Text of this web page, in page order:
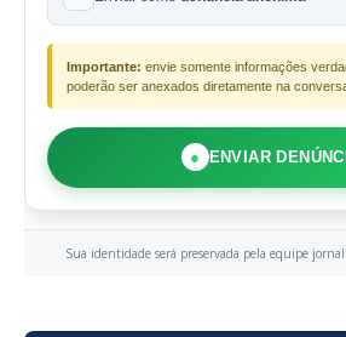
Importante: envie somente informações
poderão ser anexados diretamente na
● ENVIAR
Sua identidade será preservada pela equipe